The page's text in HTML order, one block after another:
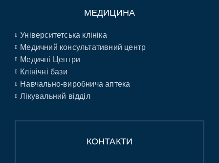
МЕДИЦИНА
Університетська клініка
Медичний консультативний центр
Медичні Центри
Клінічні бази
Навчально-виробнича аптека
Лікувальний відділ
КОНТАКТИ